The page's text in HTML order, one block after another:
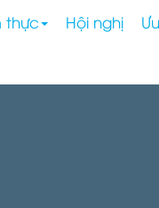
thực Hội nghị